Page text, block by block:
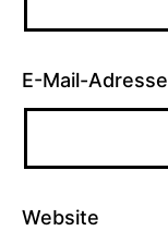
E-Mail-Adresse
Website